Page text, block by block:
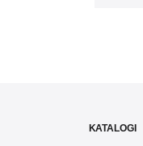
KATALOGI